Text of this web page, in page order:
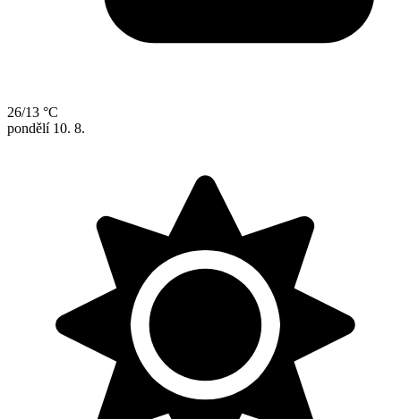
26/13 °C
pondělí 10. 8.